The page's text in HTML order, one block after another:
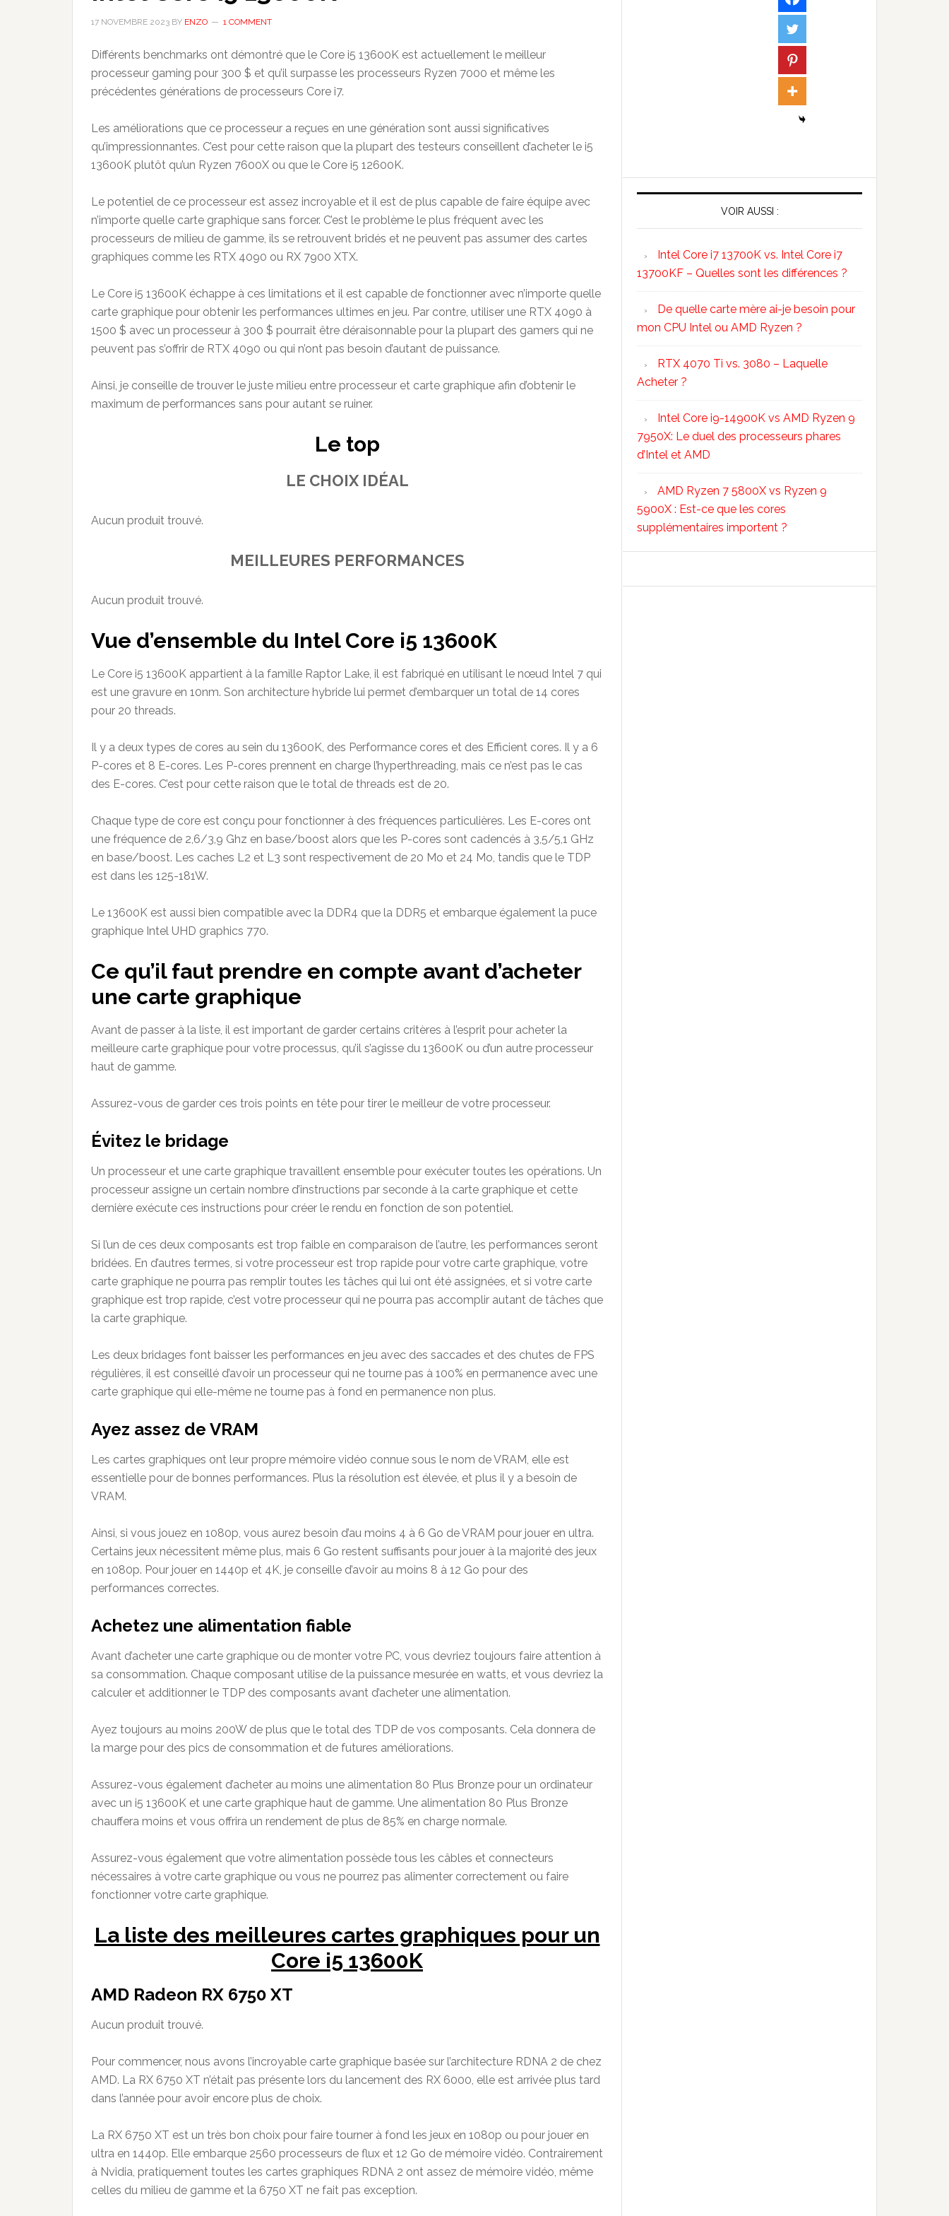
17 NOVEMBRE 2023 BY ENZO 1 COMMENT
Différents benchmarks ont démontré que le Core i5 13600K est actuellement le meilleur
processeur gaming pour 300 $ et qu’il surpasse les processeurs Ryzen 7000 et même les
précédentes générations de processeurs Core i7.
Les améliorations que ce processeur a reçues en une génération sont aussi significatives
qu’impressionnantes. C’est pour cette raison que la plupart des testeurs conseillent d’acheter le i5
13600K plutôt qu’un Ryzen 7600X ou que le Core i5 12600K.
Le potentiel de ce processeur est assez incroyable et il est de plus capable de faire équipe avec
n’importe quelle carte graphique sans forcer. C’est le problème le plus fréquent avec les
processeurs de milieu de gamme, ils se retrouvent bridés et ne peuvent pas assumer des cartes
graphiques comme les RTX 4090 ou RX 7900 XTX.
Le Core i5 13600K échappe à ces limitations et il est capable de fonctionner avec n’importe quelle
carte graphique pour obtenir les performances ultimes en jeu. Par contre, utiliser une RTX 4090 à
1500 $ avec un processeur à 300 $ pourrait être déraisonnable pour la plupart des gamers qui ne
peuvent pas s’offrir de RTX 4090 ou qui n’ont pas besoin d’autant de puissance.
Ainsi, je conseille de trouver le juste milieu entre processeur et carte graphique afin d’obtenir le
maximum de performances sans pour autant se ruiner.
Le top
LE CHOIX IDÉAL
Aucun produit trouvé.
MEILLEURES PERFORMANCES
Aucun produit trouvé.
Vue d’ensemble du Intel Core i5 13600K
Le Core i5 13600K appartient à la famille Raptor Lake, il est fabriqué en utilisant le nœud Intel 7 qui
est une gravure en 10nm. Son architecture hybride lui permet d’embarquer un total de 14 cores
pour 20 threads.
Il y a deux types de cores au sein du 13600K, des Performance cores et des Efficient cores. Il y a 6
P-cores et 8 E-cores. Les P-cores prennent en charge l’hyperthreading, mais ce n’est pas le cas
des E-cores. C’est pour cette raison que le total de threads est de 20.
Chaque type de core est conçu pour fonctionner à des fréquences particulières. Les E-cores ont
une fréquence de 2,6/3,9 Ghz en base/boost alors que les P-cores sont cadencés à 3,5/5,1 GHz
en base/boost. Les caches L2 et L3 sont respectivement de 20 Mo et 24 Mo, tandis que le TDP
est dans les 125-181W.
Le 13600K est aussi bien compatible avec la DDR4 que la DDR5 et embarque également la puce
graphique Intel UHD graphics 770.
Ce qu’il faut prendre en compte avant d’acheter
une carte graphique
Avant de passer à la liste, il est important de garder certains critères à l’esprit pour acheter la
meilleure carte graphique pour votre processus, qu’il s’agisse du 13600K ou d’un autre processeur
haut de gamme.
Assurez-vous de garder ces trois points en tête pour tirer le meilleur de votre processeur.
Évitez le bridage
Un processeur et une carte graphique travaillent ensemble pour exécuter toutes les opérations. Un
processeur assigne un certain nombre d’instructions par seconde à la carte graphique et cette
dernière exécute ces instructions pour créer le rendu en fonction de son potentiel.
Si l’un de ces deux composants est trop faible en comparaison de l’autre, les performances seront
bridées. En d’autres termes, si votre processeur est trop rapide pour votre carte graphique, votre
carte graphique ne pourra pas remplir toutes les tâches qui lui ont été assignées, et si votre carte
graphique est trop rapide, c’est votre processeur qui ne pourra pas accomplir autant de tâches que
la carte graphique.
Les deux bridages font baisser les performances en jeu avec des saccades et des chutes de FPS
régulières, il est conseillé d’avoir un processeur qui ne tourne pas à 100% en permanence avec une
carte graphique qui elle-même ne tourne pas à fond en permanence non plus.
Ayez assez de VRAM
Les cartes graphiques ont leur propre mémoire vidéo connue sous le nom de VRAM, elle est
essentielle pour de bonnes performances. Plus la résolution est élevée, et plus il y a besoin de
VRAM.
Ainsi, si vous jouez en 1080p, vous aurez besoin d’au moins 4 à 6 Go de VRAM pour jouer en ultra.
Certains jeux nécessitent même plus, mais 6 Go restent suffisants pour jouer à la majorité des jeux
en 1080p. Pour jouer en 1440p et 4K, je conseille d’avoir au moins 8 à 12 Go pour des
performances correctes.
Achetez une alimentation fiable
Avant d’acheter une carte graphique ou de monter votre PC, vous devriez toujours faire attention à
sa consommation. Chaque composant utilise de la puissance mesurée en watts, et vous devriez la
calculer et additionner le TDP des composants avant d’acheter une alimentation.
Ayez toujours au moins 200W de plus que le total des TDP de vos composants. Cela donnera de
la marge pour des pics de consommation et de futures améliorations.
Assurez-vous également d’acheter au moins une alimentation 80 Plus Bronze pour un ordinateur
avec un i5 13600K et une carte graphique haut de gamme. Une alimentation 80 Plus Bronze
chauffera moins et vous offrira un rendement de plus de 85% en charge normale.
Assurez-vous également que votre alimentation possède tous les câbles et connecteurs
nécessaires à votre carte graphique ou vous ne pourrez pas alimenter correctement ou faire
fonctionner votre carte graphique.
La liste des meilleures cartes graphiques pour un
Core i5 13600K
AMD Radeon RX 6750 XT
Aucun produit trouvé.
Pour commencer, nous avons l’incroyable carte graphique basée sur l’architecture RDNA 2 de chez
AMD. La RX 6750 XT n’était pas présente lors du lancement des RX 6000, elle est arrivée plus tard
dans l’année pour avoir encore plus de choix.
La RX 6750 XT est un très bon choix pour faire tourner à fond les jeux en 1080p ou pour jouer en
ultra en 1440p. Elle embarque 2560 processeurs de flux et 12 Go de mémoire vidéo. Contrairement
à Nvidia, pratiquement toutes les cartes graphiques RDNA 2 ont assez de mémoire vidéo, même
celles du milieu de gamme et la 6750 XT ne fait pas exception.
VOIR AUSSI :
Intel Core i7 13700K vs. Intel Core i7
13700KF – Quelles sont les différences ?
De quelle carte mère ai-je besoin pour
mon CPU Intel ou AMD Ryzen ?
RTX 4070 Ti vs. 3080 – Laquelle
Acheter ?
Intel Core i9-14900K vs AMD Ryzen 9
7950X: Le duel des processeurs phares
d’Intel et AMD
AMD Ryzen 7 5800X vs Ryzen 9
5900X : Est-ce que les cores
supplémentaires importent ?